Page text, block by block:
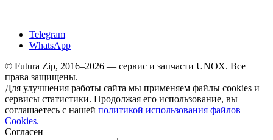
Telegram
WhatsApp
© Futura Zip, 2016–2026 — сервис и запчасти UNOX. Все
права защищены.
Для улучшения работы сайта мы применяем файлы cookies и
сервисы статистики. Продолжая его использование, вы
соглашаетесь с нашей политикой использования файлов
Cookies.
Согласен